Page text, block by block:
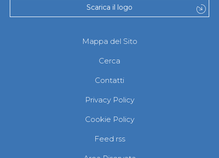
Scarica il logo
Mappa del Sito
Cerca
Contatti
Privacy Policy
Cookie Policy
Feed rss